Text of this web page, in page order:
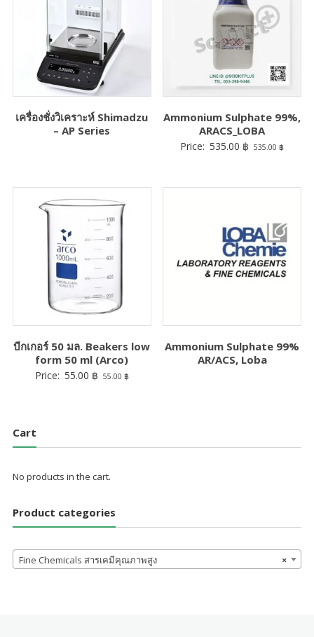
เครื่องชั่งวิเคราะห์ Shimadzu
– AP Series
Ammonium Sulphate 99%,
ARACS_LOBA
Price: 535.00 ฿ 535.00 ฿
บีกเกอร์ 50 มล. Beakers low
form 50 ml (Arco)
Price: 55.00 ฿ 55.00 ฿
Ammonium Sulphate 99%
AR/ACS, Loba
Cart
No products in the cart.
Product categories
×
Fine Chemicals สารเคมีคุณภาพสูง